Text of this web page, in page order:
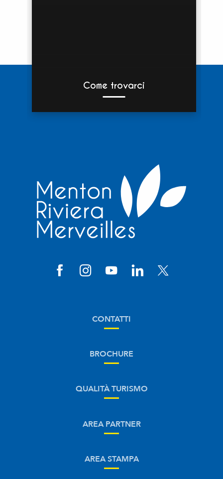
Come trovarci
CONTATTI
BROCHURE
QUALITÀ TURISMO
AREA PARTNER
AREA STAMPA